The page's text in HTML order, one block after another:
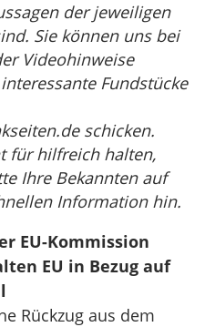
der jeweiligen
Sie können uns bei
Videohinweise
Fundstücke
schicken.
für hilfreich halten,
Ihre Bekannten auf
Information hin.
EU-Kommission
EU in Bezug auf
Rückzug aus dem